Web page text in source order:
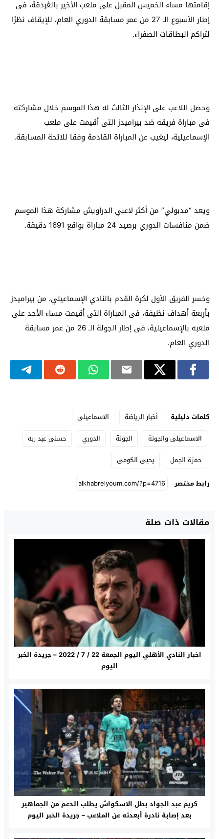
إقامتها مساء الخميس المقبل على ملعب الأخير بالغردقة، فى
إطار الأسبوع الـ 27 من عمر مسابقة الدوري العام، للإيقاف نظرًا
لتراكم البطاقات الصفراء.
وحصل اللاعب على الإنذار الثالث له هذا الموسم خلال مشاركته
فى مباراة فريقه ضد بيراميدز التى أقيمت على ملعب
الإسماعيلية، ليغيب عن المباراة القادمة وفقا للائحة المسابقة.
ويعد “مدبولي” من أكثر لاعبي الدراويش مشاركة هذا الموسم
ضمن منافسات الدوري برصيد 24 مباراة بواقع 1691 دقيقة.
وخسر الفريق الأول لكرة القدم بالنادي الإسماعيلي، من بيراميدز
بأربعة أهداف نظيفة، فى المباراة التى أقيمت مساء الأحد على
ملعبه بالإسماعيلية، فى إطار الجولة الـ 26 من عمر مسابقة
الدوري العام.
كلمات دليلية أخبار الرياضة
الاسماعيلى
الاسماعيلى والجونة
الجونة الدوري
حسنى عبد ربه
حمزة الجمل
يحيى الكومى
رابط مختصر
مقالات ذات صلة
اخبار النادي الأهلي اليوم الجمعة 22 / 7 / 2022 – جريدة الخبر
اليوم
كريم عبد الجواد بطل الاسكواش يطلب الدعم من الجماهير
بعد إصابة نادرة أبعدته عن الملاعب – جريدة الخبر اليوم